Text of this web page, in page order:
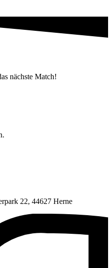
nächste Match!
22, 44627 Herne